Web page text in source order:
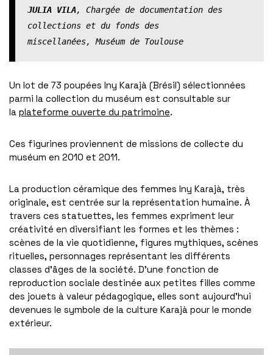
JULIA VILA, Chargée de documentation des
collections et du fonds des
miscellanées, Muséum de Toulouse
Un lot de 73 poupées Iny Karajà (Brésil) sélectionnées
parmi la collection du muséum est consultable sur
la plateforme ouverte du patrimoine.
Ces figurines proviennent de missions de collecte du
muséum en 2010 et 2011.
La production céramique des femmes Iny Karajà, très
originale, est centrée sur la représentation humaine. À
travers ces statuettes, les femmes expriment leur
créativité en diversifiant les formes et les thèmes :
scènes de la vie quotidienne, figures mythiques, scènes
rituelles, personnages représentant les différents
classes d’âges de la société. D’une fonction de
reproduction sociale destinée aux petites filles comme
des jouets à valeur pédagogique, elles sont aujourd’hui
devenues le symbole de la culture Karajà pour le monde
extérieur.